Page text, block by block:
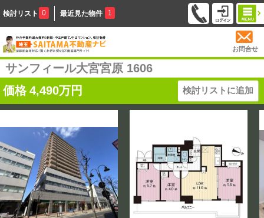
検討リスト 0 最近見た物件 1
お問合せ
サンフィール大宮宮原 1606
価格 4,490万円 検討リストに追加